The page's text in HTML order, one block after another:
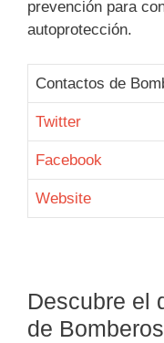
prevención para
autoprotección.
Contactos de
Twitter
Facebook
Website
Descubre el
de